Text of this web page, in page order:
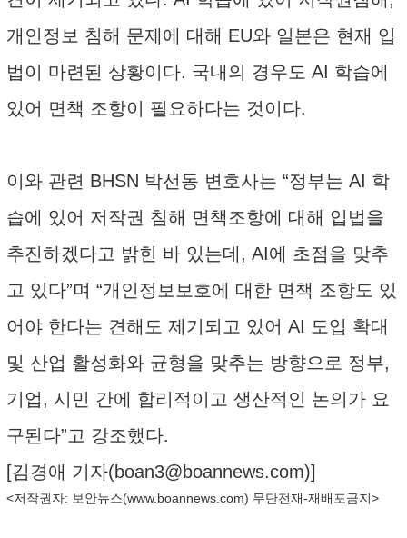
개인정보 침해 문제에 대해 EU와 일본은 현재 입
법이 마련된 상황이다. 국내의 경우도 AI 학습에
있어 면책 조항이 필요하다는 것이다.
이와 관련 BHSN 박선동 변호사는 “정부는 AI 학
습에 있어 저작권 침해 면책조항에 대해 입법을
추진하겠다고 밝힌 바 있는데, AI에 초점을 맞추
고 있다”며 “개인정보보호에 대한 면책 조항도 있
어야 한다는 견해도 제기되고 있어 AI 도입 확대
및 산업 활성화와 균형을 맞추는 방향으로 정부,
기업, 시민 간에 합리적이고 생산적인 논의가 요
구된다”고 강조했다.
[김경애 기자(boan3@boannews.com)]
<저작권자: 보안뉴스(www.boannews.com) 무단전재-재배포금지>